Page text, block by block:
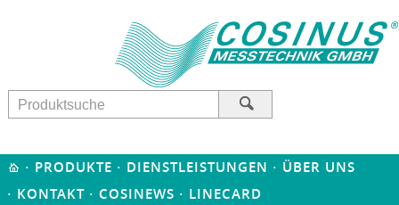
· PRODUKTE · DIENSTLEISTUNGEN · ÜBER UNS
· KONTAKT · COSINEWS · LINECARD